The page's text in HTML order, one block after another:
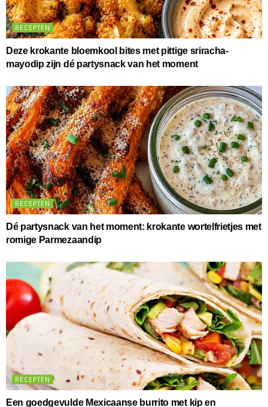
RECEPTEN
Deze krokante bloemkool bites met pittige sriracha-
mayodip zijn dé partysnack van het moment
RECEPTEN
Dé partysnack van het moment: krokante wortelfrietjes met
romige Parmezaandip
RECEPTEN
Een goedgevulde Mexicaanse burrito met kip en